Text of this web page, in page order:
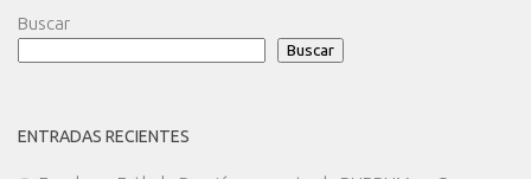
Buscar
Buscar
ENTRADAS RECIENTES